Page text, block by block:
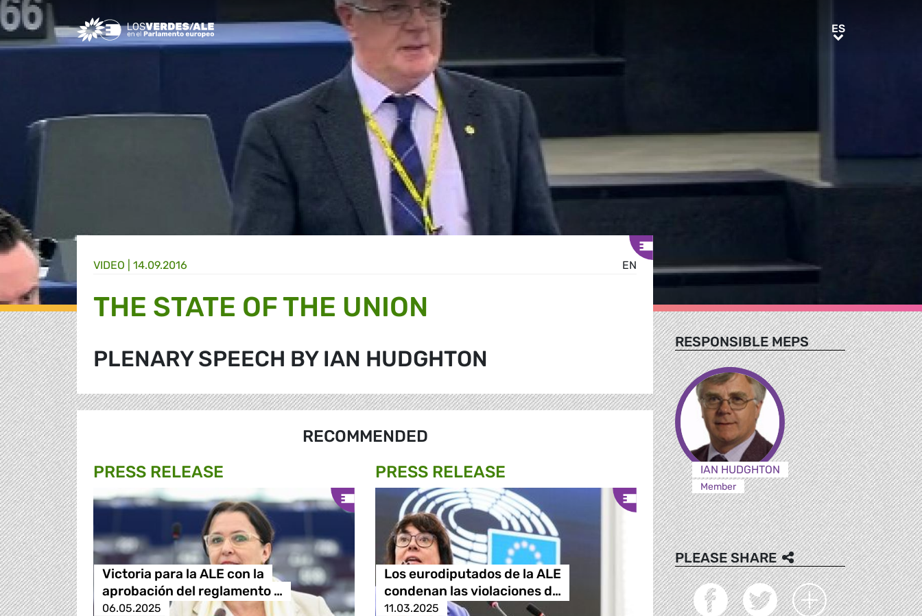
Greens/EFA Home ESES
EN
VIDEO | 14.09.2016
THE STATE OF THE UNION
PLENARY SPEECH BY IAN HUDGHTON
RECOMMENDED
PRESS RELEASE
Victoria para la ALE con la
aprobación del reglamento …
06.05.2025
PRESS RELEASE
Los eurodiputados de la ALE
condenan las violaciones d…
11.03.2025
RESPONSIBLE MEPS
IAN HUDGHTON
Member
PLEASE SHARE